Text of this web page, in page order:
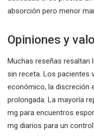
absorción pero menor
Opiniones y
Muchas reseñas resaltan
sin receta. Los pacientes
económico, la discreción
prolongada. La mayoría
mg para encuentros
mg diarios para un